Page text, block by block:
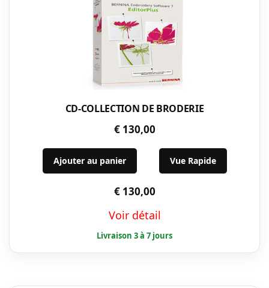
CD-COLLECTION DE BRODERIE
€130,00
Ajouter au panier Vue Rapide
€130,00
Voir détail